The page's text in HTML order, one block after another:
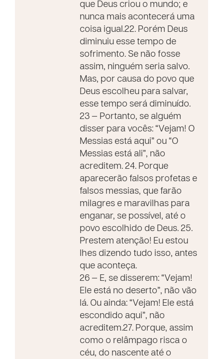
que Deus criou o mundo; e
nunca mais acontecerá uma
coisa igual.22. Porém Deus
diminuiu esse tempo de
sofrimento. Se não fosse
assim, ninguém seria salvo.
Mas, por causa do povo que
Deus escolheu para salvar,
esse tempo será diminuído.
23 — Portanto, se alguém
disser para vocês: “Vejam! O
Messias está aqui” ou “O
Messias está ali”, não
acreditem. 24. Porque
aparecerão falsos profetas e
falsos messias, que farão
milagres e maravilhas para
enganar, se possível, até o
povo escolhido de Deus. 25.
Prestem atenção! Eu estou
lhes dizendo tudo isso, antes
que aconteça.
26 — E, se disserem: “Vejam!
Ele está no deserto”, não vão
lá. Ou ainda: “Vejam! Ele está
escondido aqui”, não
acreditem.27. Porque, assim
como o relâmpago risca o
céu, do nascente até o